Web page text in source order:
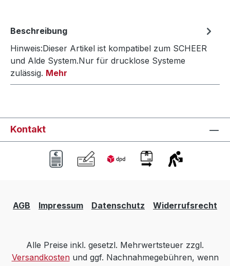
Beschreibung
Hinweis:Dieser Artikel ist kompatibel zum SCHEER
und Alde System.Nur für drucklose Systeme
zulässig. Mehr
Kontakt
AGB Impressum Datenschutz Widerrufsrecht
Alle Preise inkl. gesetzl. Mehrwertsteuer zzgl.
Versandkostenund ggf. Nachnahmegebühren, wenn